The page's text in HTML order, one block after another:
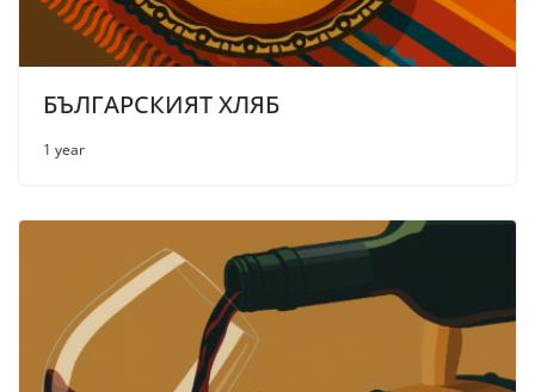
БЪЛГАРСКИЯТ ХЛЯБ
1 year